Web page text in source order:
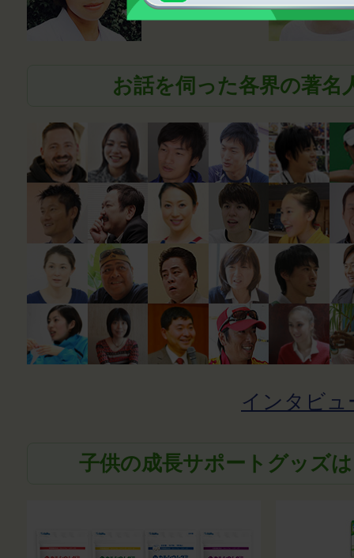
お話を伺った各界の著名
インタビュ
子供の成長サポートグッズ